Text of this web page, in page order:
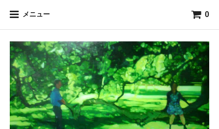
メニュー 0